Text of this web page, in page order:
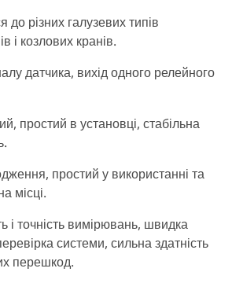
до різних галузевих типів
і козлових кранів.
датчика, вихід одного релейного
простий в установці, стабільна
простий у використанні та
місці.
і точність вимірювань, швидка
системи, сильна здатність
перешкод.